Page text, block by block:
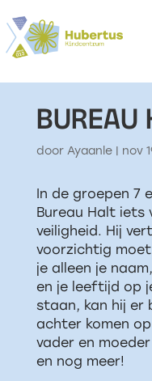
BUREAU
door Ayaanle| nov
In de groepen 7
Bureau Halt iets
veiligheid. Hij
voorzichtig
je alleen je
en je leeftijd op
staan, kan hij er
achter komen
vader en
en nog meer!